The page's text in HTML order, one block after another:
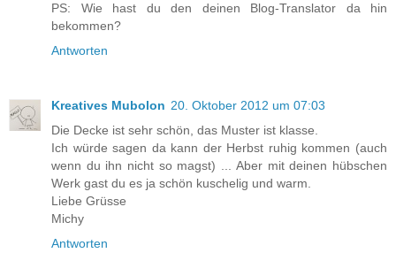
PS: Wie hast du den deinen Blog-Translator da hin
bekommen?
Antworten
Kreatives Mubolon 20. Oktober 2012 um 07:03
Die Decke ist sehr schön, das Muster ist klasse.
Ich würde sagen da kann der Herbst ruhig kommen (auch
wenn du ihn nicht so magst) ... Aber mit deinen hübschen
Werk gast du es ja schön kuschelig und warm.
Liebe Grüsse
Michy
Antworten